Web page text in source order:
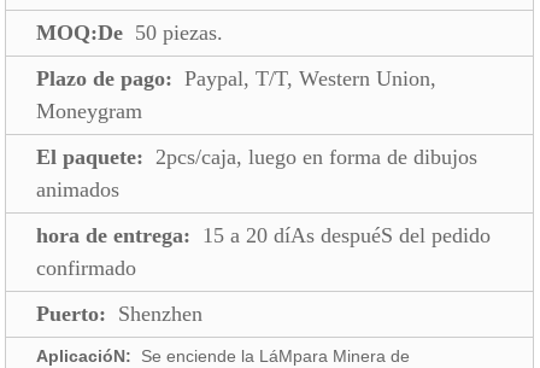
MOQ:De 50 piezas.
Plazo de pago: Paypal, T/T, Western Union,
Moneygram
El paquete: 2pcs/caja, luego en forma de dibujos
animados
hora de entrega: 15 a 20 díAs despuéS del pedido
confirmado
Puerto: Shenzhen
AplicacióN:
Se enciende la LáMpara Minera de